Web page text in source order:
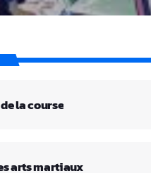
la course
arts martiaux